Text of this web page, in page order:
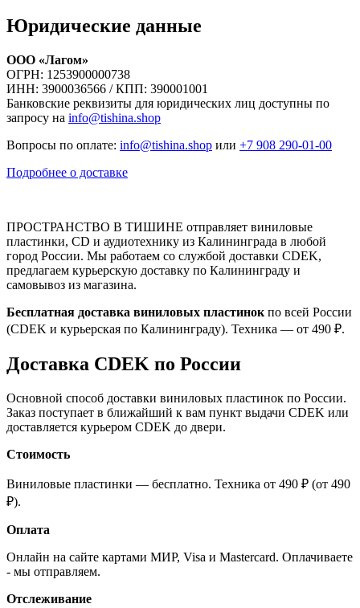
Юридические данные
ООО «Лагом»
ОГРН: 1253900000738
ИНН: 3900036566 / КПП: 390001001
Банковские реквизиты для юридических лиц доступны по
запросу на info@tishina.shop
Вопросы по оплате: info@tishina.shop или +7 908 290-01-00
Подробнее о доставке
ПРОСТРАНСТВО В ТИШИНЕ отправляет виниловые
пластинки, CD и аудиотехнику из Калининграда в любой
город России. Мы работаем со службой доставки CDEK,
предлагаем курьерскую доставку по Калининграду и
самовывоз из магазина.
Бесплатная доставка виниловых пластинок по всей России
(CDEK и курьерская по Калининграду). Техника — от 490 ₽.
Доставка CDEK по России
Основной способ доставки виниловых пластинок по России.
Заказ поступает в ближайший к вам пункт выдачи CDEK или
доставляется курьером CDEK до двери.
Стоимость
Виниловые пластинки — бесплатно. Техника от 490 ₽ (от 490
₽).
Оплата
Онлайн на сайте картами МИР, Visa и Mastercard. Оплачиваете
- мы отправляем.
Отслеживание